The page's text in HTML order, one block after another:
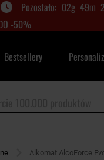
02g 49m
-50%
Bestsellery
Alkomat AlcoForce